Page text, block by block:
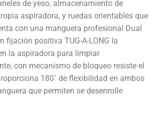
de yeso, almacenamiento de
aspiradora, y ruedas orientables que
con una manguera profesional Dual
fijación positiva TUG-A-LONG la
la aspiradora para limpiar
con mecanismo de bloqueo resiste el
180˚ de flexibilidad en ambos
que permiten se desenrolle